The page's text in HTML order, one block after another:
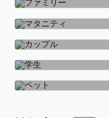
ファミリー
マタニティ
カップル
学生